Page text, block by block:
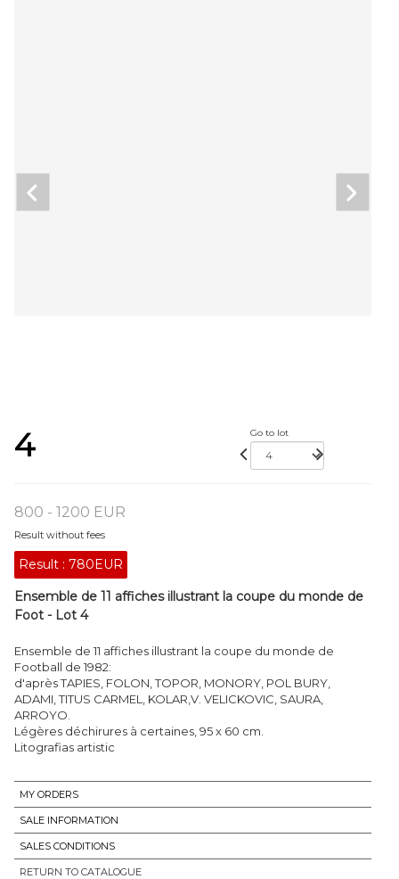
4 Go to lot
800 - 1200 EUR
Result without fees
Result : 780EUR
Ensemble de 11 affiches illustrant la coupe du monde de
Foot - Lot 4
Ensemble de 11 affiches illustrant la coupe du monde de
Football de 1982:
d'après TAPIES, FOLON, TOPOR, MONORY, POL BURY,
ADAMI, TITUS CARMEL, KOLAR,V. VELICKOVIC, SAURA,
ARROYO.
Légères déchirures à certaines, 95 x 60 cm.
Litografias artistic
MY ORDERS
SALE INFORMATION
SALES CONDITIONS
RETURN TO CATALOGUE